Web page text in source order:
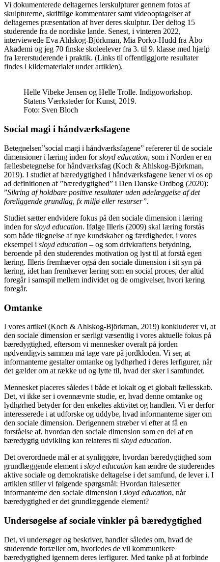
Vi dokumenterede deltagernes lerskulpturer gennem fotos af
skulpturerne, skriftlige kommentarer samt videooptagelser af
deltagernes præsentation af hver deres skulptur. Der deltog 15
studerende fra de nordiske lande. Senest, i vinteren 2022,
interviewede Eva Ahlskog-Björkman, Mia Porko-Hudd fra Åbo
Akademi og jeg 70 finske skoleelever fra 3. til 9. klasse med hjælp
fra lærerstuderende i praktik. (Links til offentliggjorte resultater
findes i kildematerialet under artiklen).
Helle Vibeke Jensen og Helle Trolle. Indigoworkshop.
Statens Værksteder for Kunst, 2019.
Foto: Sven Bloch
Social magi i håndværksfagene
Betegnelsen”social magi i håndværksfagene” refererer til de sociale
dimensioner i læring inden forsloyd education, som i Norden er en
fællesbetegnelse for håndværksfag (Koch & Ahlskog-Björkman,
2019). I studiet af bæredygtighed i håndværksfagene læner vi os op
ad definitionen af ”bæredygtighed” i Den Danske Ordbog (2020):
”Sikring af holdbare positive resultater uden ødelæggelse af det
foreliggende grundlag, fx miljø eller resurser”.
Studiet sætter endvidere fokus på den sociale dimension i læring
inden forsloyd education. Ifølge Illeris (2009) skal læring forstås
som både tilegnelse af nye kundskaber og færdigheder, i vores
eksempel i sloyd education – og som drivkraftens betydning,
beroende på den studerendes motivation og lyst til at forstå egen
læring. Illeris fremhæver også den sociale dimension i sit syn på
læring, idet han fremhæver læring som en social proces, der altid
foregår i samspil mellem individet og de omgivelser, hvori læring
foregår.
Omtanke
I vores artikel (Koch & Ahlskog-Björkman, 2019) konkluderer vi, at
den sociale dimension er særligt væsentlig i vores aktuelle fokus på
bæredygtighed, eftersom vi mennesker overalt på jorden
nødvendigvis sammen må tage vare på jordkloden. Vi ser, at
informanterne gestalter omtanke og lydhørhed i deres lerfigurer, når
det gælder om at række ud og lytte til, hvad der sker i samfundet.
Mennesket placeres således i både et lokalt og et globalt fællesskab.
Det, vi ikke ser i ovennævnte studie, er, hvad denne omtanke og
lydhørhed betyder for den enkeltes aktivitet og handlen. Vi er derfor
interesserede i at udforske og uddybe, hvad informanterne siger om
den sociale dimension. Derigennem stræber vi efter at få en
forståelse af, hvordan den sociale dimension som en del af en
bæredygtig udvikling kan relateres til sloyd education.
Det overordnede mål er at synliggøre, hvordan bæredygtighed som
grundlæggende element i sloyd education kan ændre de studerendes
aktive sociale og demokratiske deltagelse i det samfund, de lever i. I
artiklen stiller vi følgende spørgsmål: Hvordan italesætter
informanterne den sociale dimension i sloyd education, når
bæredygtighed er det grundlæggende element?
Undersøgelse af sociale vinkler på bæredygtighed
Det, vi undersøger og beskriver, handler således om, hvad de
studerende fortæller om, hvorledes de vil kommunikere
bæredygtighed igennem deres lerfigurer. Med tanke på at forbinde